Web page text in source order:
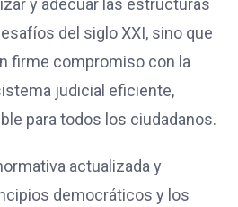
y adecuar las estructuras
del siglo XXI, sino que
firme compromiso con la
judicial eficiente,
para todos los ciudadanos.
actualizada y
democráticos y los